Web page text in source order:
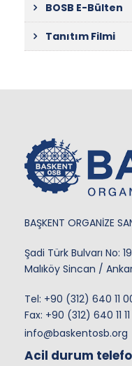
BOSB E-Bülten
Tanıtım Filmi
BAŞKENT ORGANİZE
Şadi Türk Bulvarı No: 19
Malıköy Sincan /
Tel: +90 (312) 640 11
Fax: +90 (312) 640 11 11
info@baskentosb.org
Acil durum